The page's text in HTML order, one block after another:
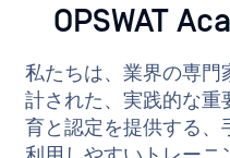
OPSWAT
私たちは、業界の専門
計された、実践的な重
育と認定を提供する、